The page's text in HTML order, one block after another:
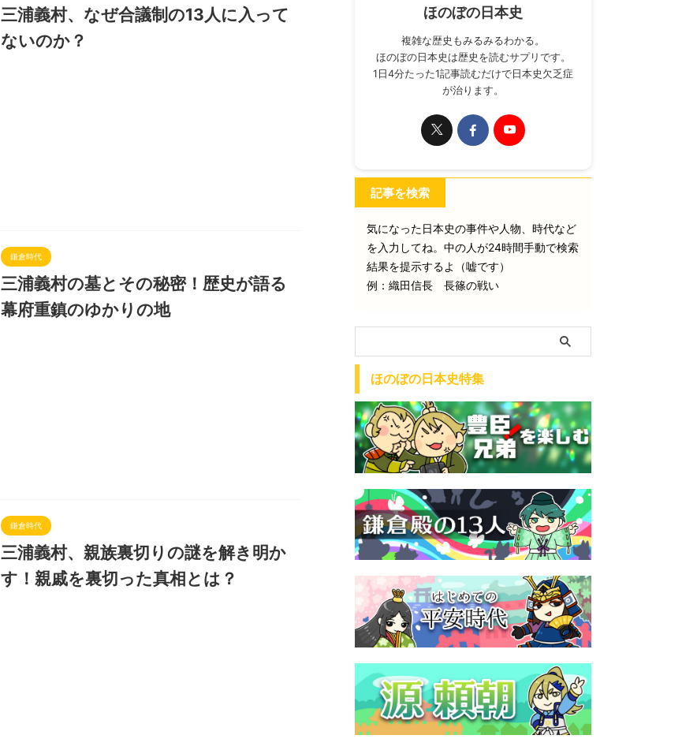
三浦義村、なぜ合議制の13人に入って
ないのか？
鎌倉時代
三浦義村の墓とその秘密！歴史が語る
幕府重鎮のゆかりの地
鎌倉時代
三浦義村、親族裏切りの謎を解き明か
す！親戚を裏切った真相とは？
ほのぼの日本史
複雑な歴史もみるみるわかる。
ほのぼの日本史は歴史を読むサプリです。
1日4分たった1記事読むだけで日本史欠乏症
が治ります。
記事を検索
気になった日本史の事件や人物、時代など
を入力してね。中の人が24時間手動で検索
結果を提示するよ（嘘です）
例：織田信長 長篠の戦い
ほのぼの日本史特集